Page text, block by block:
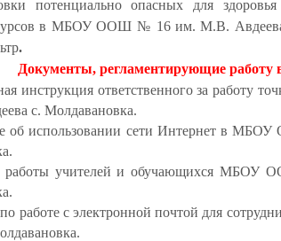
потенциально опасных для
в МБОУ ООШ № 16 им. М.В. Авдеева
.
Документы, регламентирующие работу
инструкция ответственного за
с. Молдавановка.
об использовании сети Интернет в
работы учителей и обучающихся
по работе с электронной почтой для